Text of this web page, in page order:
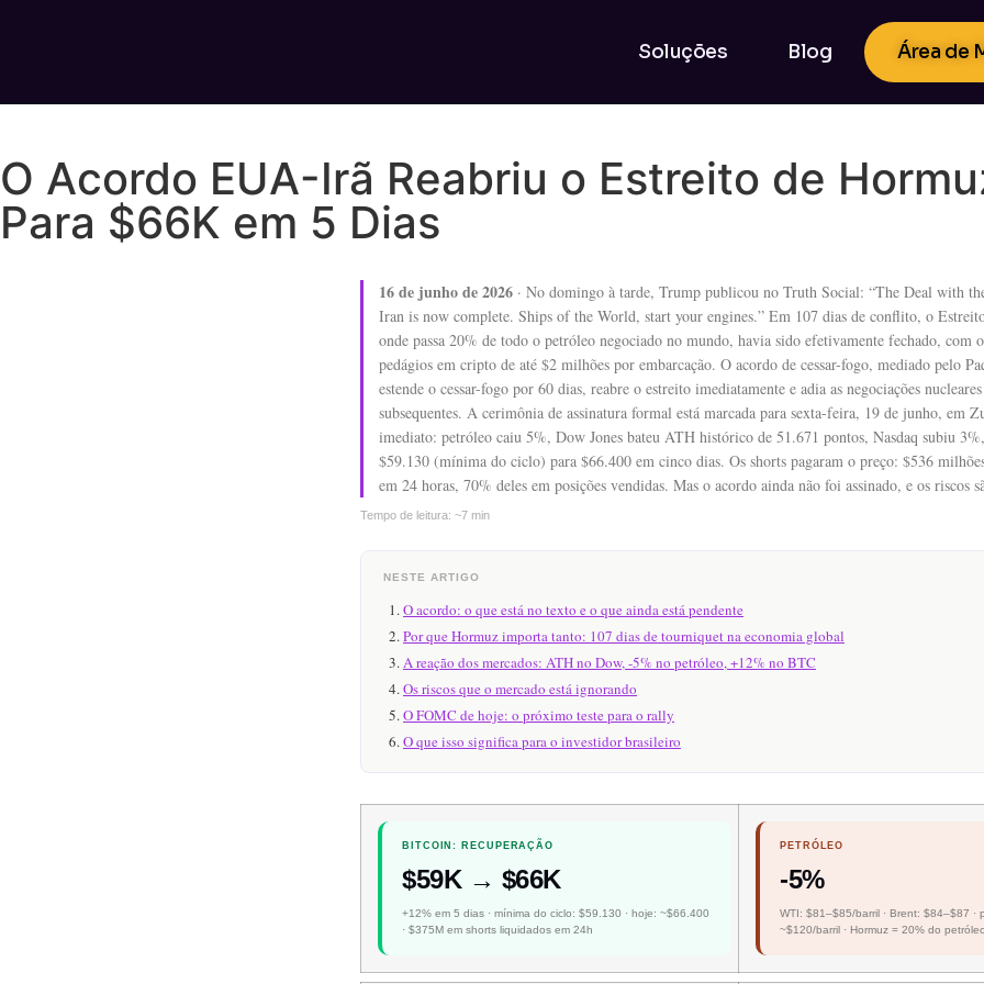
Soluções Blog Área de
O Acordo EUA-Irã Reabriu o Estreito de
Para $66K em 5 Dias
16 de junho de 2026 · No domingo à tarde, Trump publicou no Truth Social: “The Deal with
Iran is now complete. Ships of the World, start your engines.” Em 107 dias de conflito, o
onde passa 20% de todo o petróleo negociado no mundo, havia sido efetivamente fechado, com
pedágios em cripto de até $2 milhões por embarcação. O acordo de cessar-fogo, mediado pelo
estende o cessar-fogo por 60 dias, reabre o estreito imediatamente e adia as negociações
subsequentes. A cerimônia de assinatura formal está marcada para sexta-feira, 19 de junho, em
imediato: petróleo caiu 5%, Dow Jones bateu ATH histórico de 51.671 pontos, Nasdaq subiu
$59.130 (mínima do ciclo) para $66.400 em cinco dias. Os shorts pagaram o preço: $536
em 24 horas, 70% deles em posições vendidas. Mas o acordo ainda não foi assinado, e os riscos
Tempo de leitura: ~7 min
NESTE ARTIGO
O acordo: o que está no texto e o que ainda está pendente
Por que Hormuz importa tanto: 107 dias de tourniquet na economia global
A reação dos mercados: ATH no Dow, -5% no petróleo, +12% no BTC
Os riscos que o mercado está ignorando
O FOMC de hoje: o próximo teste para o rally
O que isso significa para o investidor brasileiro
BITCOIN: RECUPERAÇÃO
$59K → $66K
+12% em 5 dias · mínima do ciclo: $59.130 · hoje: ~$66.400
· $375M em shorts liquidados em 24h
PETRÓLEO
-5%
WTI: $81–$85/barril · Brent: $84–$87 ·
~$120/barril · Hormuz = 20% do